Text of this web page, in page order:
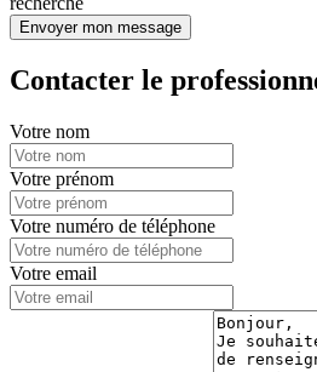
Envoyer mon message
Contacter le
Votre nom
Votre prénom
Votre numéro de téléphone
Votre email